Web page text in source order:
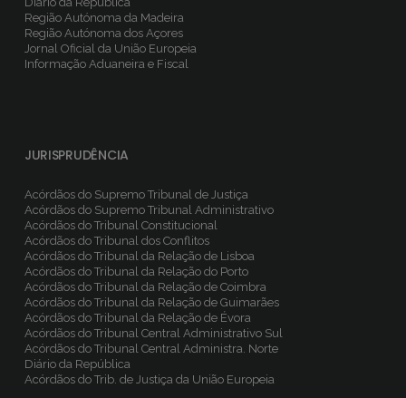
Região Autónoma da Madeira
Região Autónoma dos Açores
Jornal Oficial da União Europeia
Informação Aduaneira e Fiscal
JURISPRUDÊNCIA
Acórdãos do Supremo Tribunal de Justiça
Acórdãos do Supremo Tribunal Administrativo
Acórdãos do Tribunal Constitucional
Acórdãos do Tribunal dos Conflitos
Acórdãos do Tribunal da Relação de Lisboa
Acórdãos do Tribunal da Relação do Porto
Acórdãos do Tribunal da Relação de Coimbra
Acórdãos do Tribunal da Relação de Guimarães
Acórdãos do Tribunal da Relação de Évora
Acórdãos do Tribunal Central Administrativo Sul
Acórdãos do Tribunal Central Administra. Norte
Diário da República
Acórdãos do Trib. de Justiça da União Europeia